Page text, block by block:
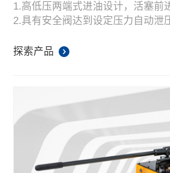
1.高低压两端式进油设计，活塞前
2.具有安全阀达到设定压力自动泄
4.坚固的金属结构增加了强度及耐
探索产品